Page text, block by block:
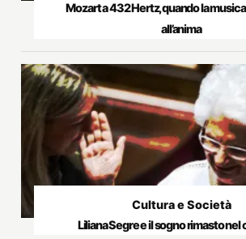
Mozart a 432 Hertz, quando la
all’anima
Cultura e Società
Liliana Segre e il sogno rimasto nel